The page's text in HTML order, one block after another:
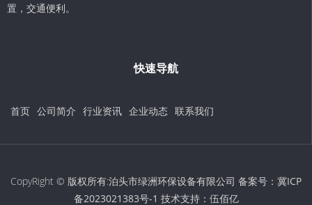
置，交通便利。
快速导航
首页 公司简介 行业资讯 企业动态 联系我们
CopyRight © 版权所有:泊头市绿洲环保设备有限公司 备案号： 冀ICP
备2023021383号-1 技术支持： 伍佰亿